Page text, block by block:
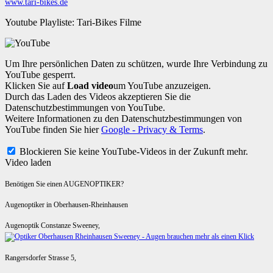
www.tari-bikes.de
Youtube Playliste: Tari-Bikes Filme
Um Ihre persönlichen Daten zu schützen, wurde Ihre Verbindung zu
YouTube gesperrt.
Klicken Sie aufLoad videoum YouTube anzuzeigen.
Durch das Laden des Videos akzeptieren Sie die
Datenschutzbestimmungen von YouTube.
Weitere Informationen zu den Datenschutzbestimmungen von
YouTube finden Sie hierGoogle - Privacy & Terms.
Blockieren Sie keine YouTube-Videos in der Zukunft mehr.
Video laden
Benötigen Sie einen AUGENOPTIKER?
Augenoptiker in Oberhausen-Rheinhausen
Augenoptik Constanze Sweeney,
Rangersdorfer Strasse 5,